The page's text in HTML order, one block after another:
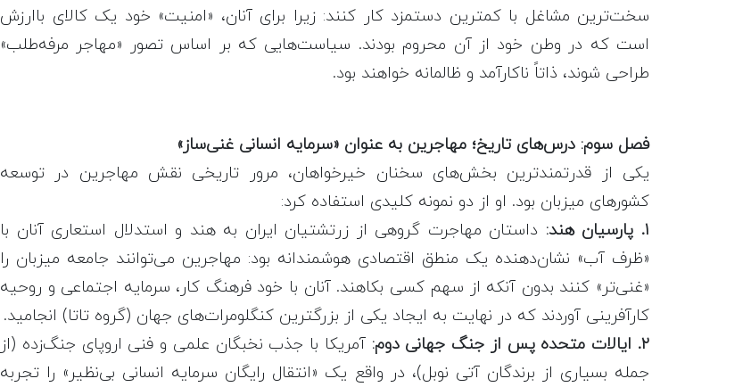
سخت‌ترین مشاغل با کمترین دستمزد کار کنند: زیرا برای آنان، «امنیت» خود یک کالای باارزش
است که در وطن خود از آن محروم بودند. سیاست‌هایی که بر اساس تصور «مهاجر مرفه‌طلب»
طراحی شوند، ذاتاً ناکارآمد و ظالمانه خواهند بود.
فصل سوم: درس‌های تاریخ؛ مهاجرین به عنوان «سرمایه انسانی غنی‌ساز»
یکی از قدرتمندترین بخش‌های سخنان خیرخواهان، مرور تاریخی نقش مهاجرین در توسعه
کشورهای میزبان بود. او از دو نمونه کلیدی استفاده کرد:
۱. پارسیان هند:
داستان مهاجرت گروهی از زرتشتیان ایران به هند و استدلال استعاری آنان با
«ظرف آب» نشان‌دهنده یک منطق اقتصادی هوشمندانه بود: مهاجرین می‌توانند جامعه میزبان را
«غنی‌تر» کنند بدون آنکه از سهم کسی بکاهند. آنان با خود فرهنگ کار، سرمایه اجتماعی و روحیه
کارآفرینی آوردند که در نهایت به ایجاد یکی از بزرگترین کنگلومرات‌های جهان (گروه تاتا) انجامید.
۲. ایالات متحده پس از جنگ جهانی دوم:
آمریکا با جذب نخبگان علمی و فنی اروپای جنگ‌زده (از
جمله بسیاری از برندگان آتی نوبل)، در واقع یک «انتقال رایگان سرمایه انسانی بی‌نظیر» را تجربه